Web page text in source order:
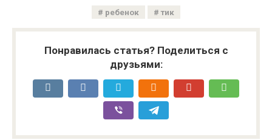
ребенок тик
Понравилась статья? Поделиться с
друзьями: